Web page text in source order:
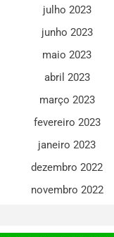
julho 2023
junho 2023
maio 2023
abril 2023
março 2023
fevereiro 2023
janeiro 2023
dezembro 2022
novembro 2022